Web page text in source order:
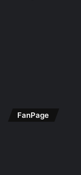
FanPage